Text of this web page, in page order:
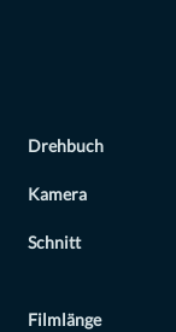
Drehbuch
Kamera
Schnitt
Filmlänge